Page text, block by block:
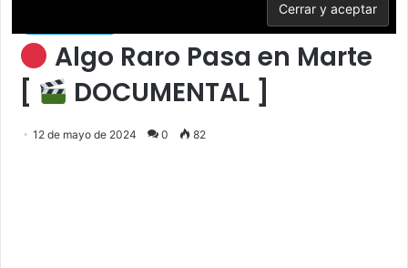
Algo Raro Pasa en Marte
[
DOCUMENTAL ]
12 de mayo de 2024 0 82